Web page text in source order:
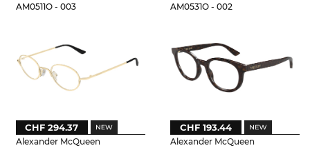
AM0511O - 003
AM0531O - 002
Alexander McQueen
CHF 294.37
Alexander McQueen
CHF 193.44